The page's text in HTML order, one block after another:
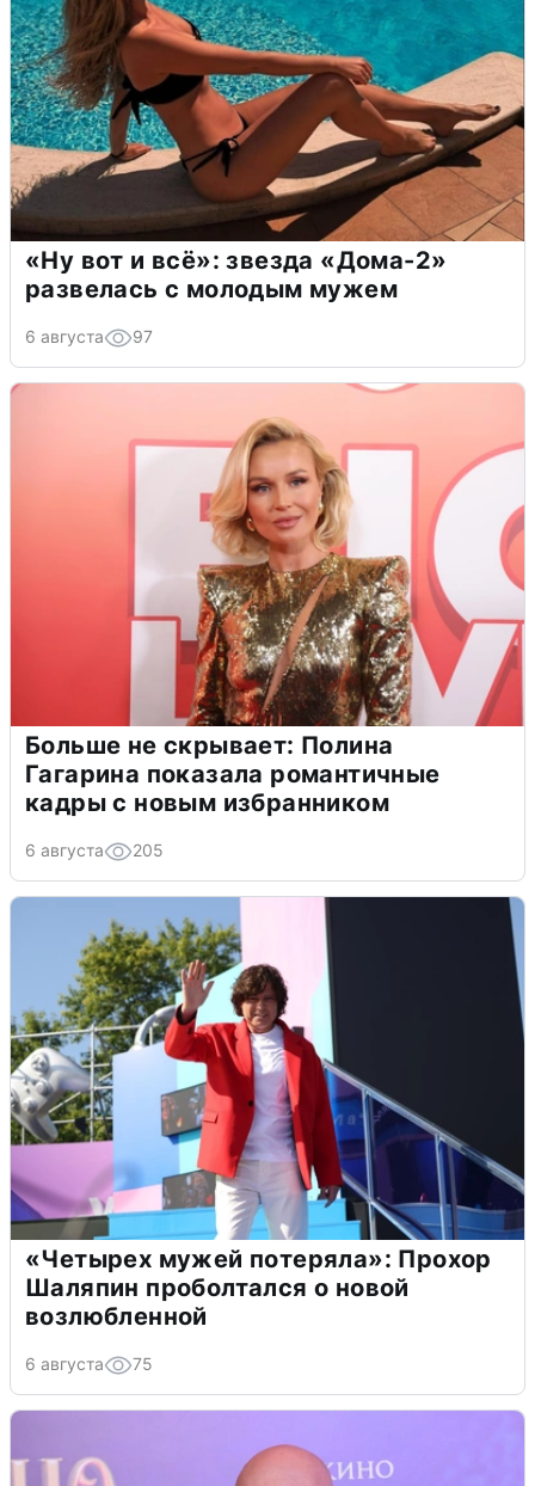
«Ну вот и всё»: звезда «Дома-2»
развелась с молодым мужем
6 августа 97
Больше не скрывает: Полина
Гагарина показала романтичные
кадры с новым избранником
6 августа 205
«Четырех мужей потеряла»: Прохор
Шаляпин проболтался о новой
возлюбленной
6 августа 75